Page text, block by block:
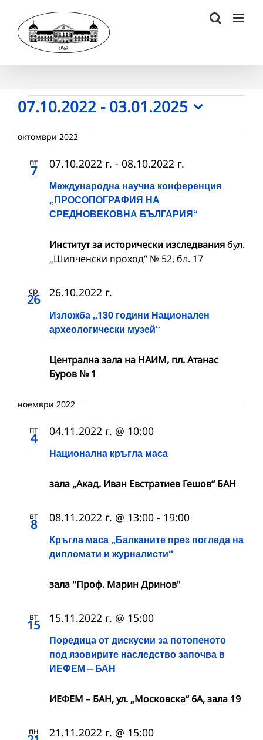
content
Събития
07.10.2022 - 03.01.2025
date.
октомври 2022
пт
7
Международна научна конференция
„ПРОСОПОГРАФИЯ НА
СРЕДНОВЕКОВНА БЪЛГАРИЯ“
07.10.2022 г. - 08.10.2022 г.
Институт за исторически изследваниябул.
„Шипченски проход“ № 52, бл. 17
ср
26
Изложба „130 години Национален
археологически музей“
26.10.2022 г.
Централна зала на НАИМ, пл. Атанас
Буров № 1
ноември 2022
пт
4
Национална кръгла маса
04.11.2022 г. @ 10:00
зала „Акад. Иван Евстратиев Гешов“ БАН
вт
8
Кръгла маса „Балканите прeз погледа на
дипломати и журналисти“
08.11.2022 г. @ 13:00 - 19:00
зала "Проф. Марин Дринов"
вт
15
Поредица от дискусии за потопеното
под язовирите наследство започва в
ИЕФЕМ – БАН
15.11.2022 г. @ 15:00
ИЕФЕМ – БАН, ул. „Московска“ 6А, зала 19
пн 21.11.2022 г. @ 15:00